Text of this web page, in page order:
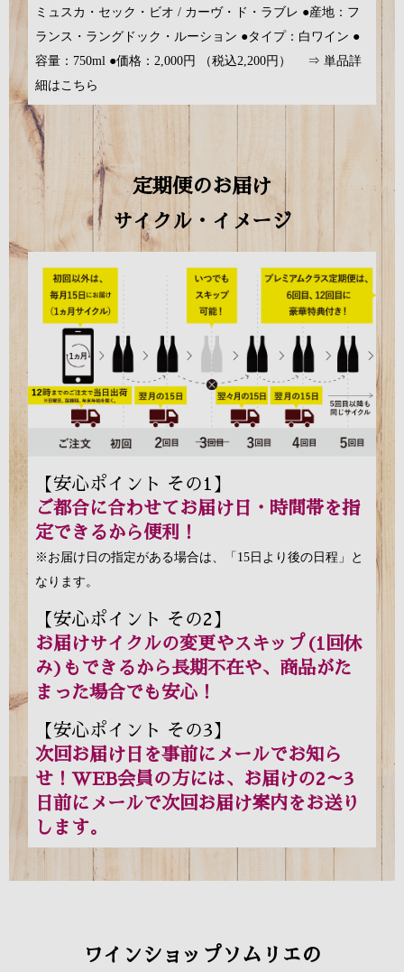
ミュスカ・セック・ビオ / カーヴ・ド・ラブレ ●産地：フ
ランス・ラングドック・ルーション ●タイプ：白ワイン ●
容量：750ml ●価格：2,000円 （税込2,200円）
⇒ 単品詳
細はこちら
定期便のお届け
サイクル・イメージ
【安心ポイント その1】
ご都合に合わせてお届け日・時間帯を指
定できるから便利！
※お届け日の指定がある場合は、「15日より後の日程」と
なります。
【安心ポイント その2】
お届けサイクルの変更やスキップ(1回休
み)もできるから長期不在や、商品がた
まった場合でも安心！
【安心ポイント その3】
次回お届け日を事前にメールでお知ら
せ！WEB会員の方には、お届けの2～3
日前にメールで次回お届け案内をお送り
します。
ワインショップソムリエの